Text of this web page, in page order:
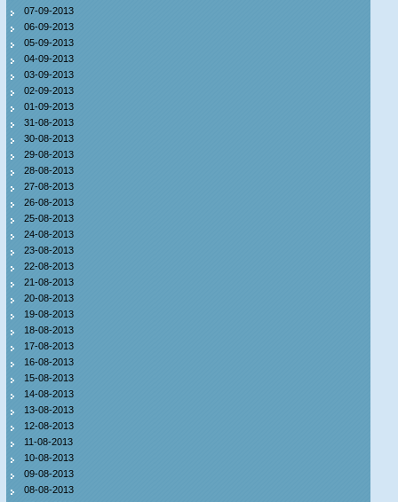
07-09-2013
06-09-2013
05-09-2013
04-09-2013
03-09-2013
02-09-2013
01-09-2013
31-08-2013
30-08-2013
29-08-2013
28-08-2013
27-08-2013
26-08-2013
25-08-2013
24-08-2013
23-08-2013
22-08-2013
21-08-2013
20-08-2013
19-08-2013
18-08-2013
17-08-2013
16-08-2013
15-08-2013
14-08-2013
13-08-2013
12-08-2013
11-08-2013
10-08-2013
09-08-2013
08-08-2013